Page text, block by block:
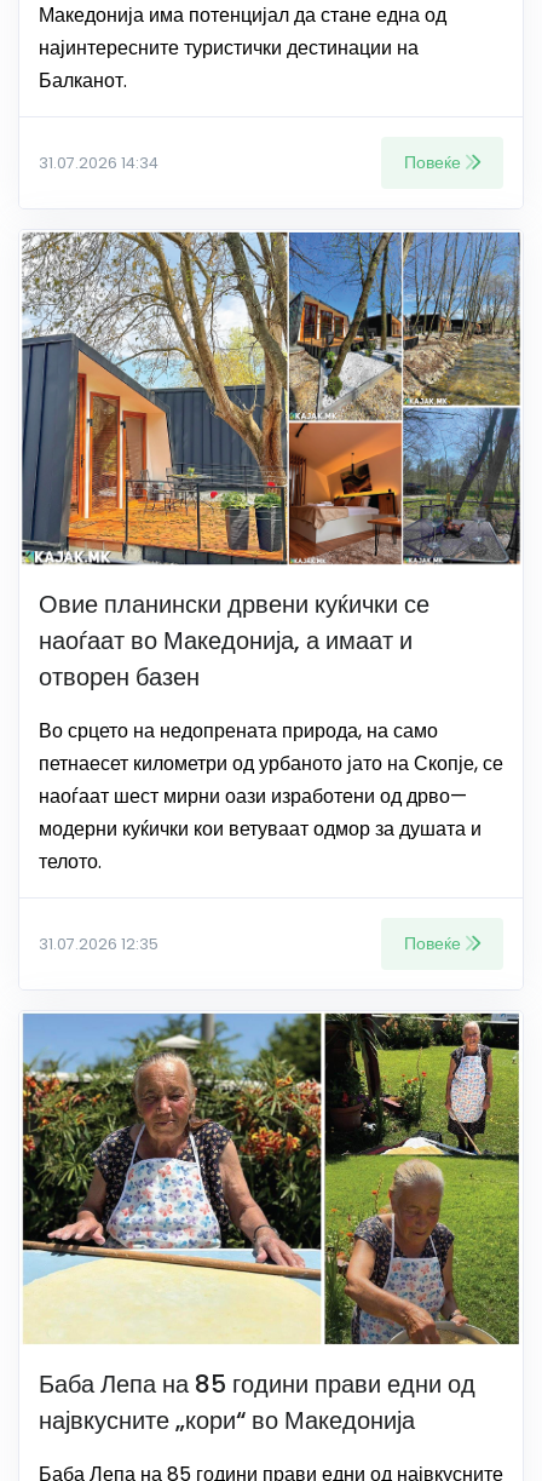
Македонија има потенцијал да стане една од
најинтересните туристички дестинации на
Балканот.
31.07.2026 14:34 Повеќе
Овие планински дрвени куќички се
наоѓаат во Македонија, а имаат и
отворен базен
Во срцето на недопрената природа, на само
петнаесет километри од урбаното јато на Скопје, се
наоѓаат шест мирни оази изработени од дрво—
модерни куќички кои ветуваат одмор за душата и
телото.
31.07.2026 12:35 Повеќе
Баба Лепа на 85 години прави едни од
највкусните „кори“ во Македонија
Баба Лепа на 85 години прави едни од највкусните